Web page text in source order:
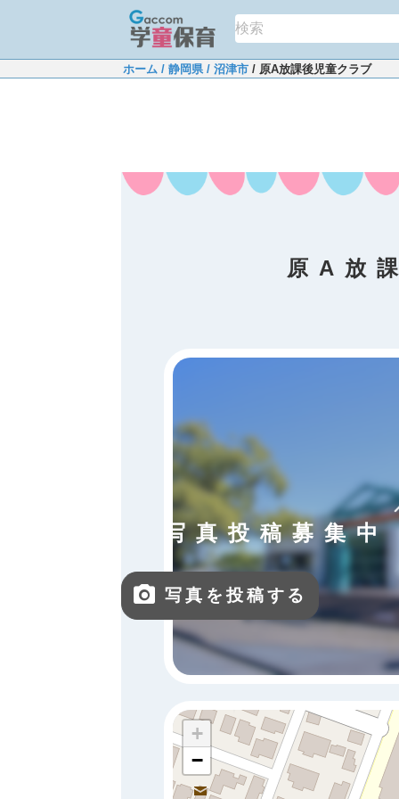
ホーム / 静岡県/ 沼津市 / 原A放課後児童クラブ
原A放
写真投稿募集中
写真を投稿する
+
−